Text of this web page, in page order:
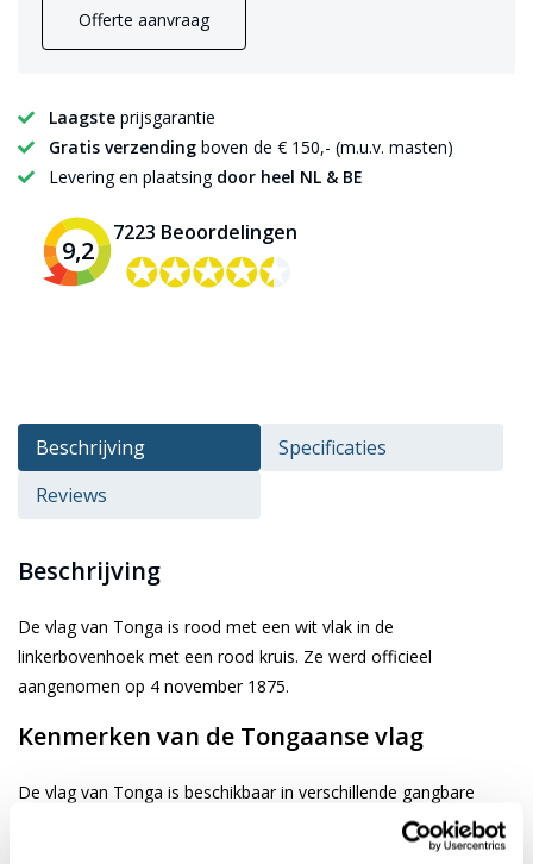
Offerte aanvraag
Laagste prijsgarantie
Gratis verzending boven de € 150,- (m.u.v. masten)
Levering en plaatsing door heel NL & BE
9,2
7223 Beoordelingen
✪✪✪✪✪
✪✪✪✪✪
Beschrijving
Specificaties
Reviews
Beschrijving
De vlag van Tonga is rood met een wit vlak in de
linkerbovenhoek met een rood kruis. Ze werd officieel
aangenomen op 4 november 1875.
Kenmerken van de Tongaanse vlag
De vlag van Tonga is beschikbaar in verschillende gangbare
afmetingen. Je kiest de gewenste afbeelding via de keuze optie.
De vlag is gemaakt van 3-draads geweven glanspolyester